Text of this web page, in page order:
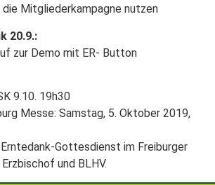
die Mitgliederkampagne nutzen
20.9.:
zur Demo mit ER- Button
9.10. 19h30
Messe: Samstag, 5. Oktober 2019,
Gottesdienst im Freiburger
und BLHV.